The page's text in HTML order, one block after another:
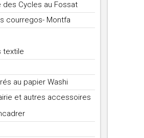
des Cycles au Fossat
courregos- Montfa
textile
au papier Washi
et autres accessoires